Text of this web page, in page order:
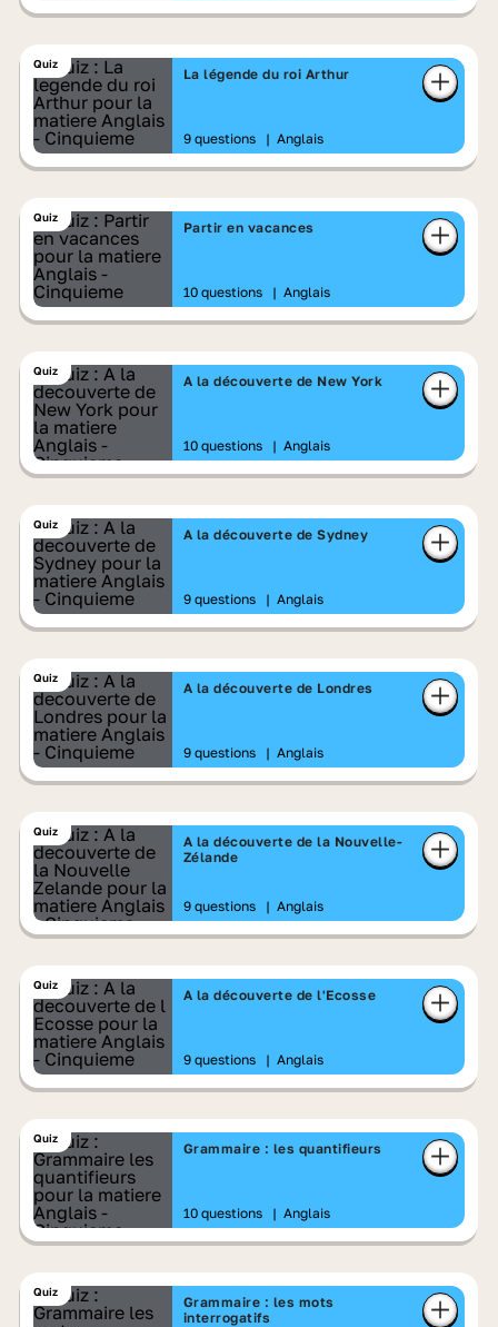
Quiz
La légende du roi Arthur
9 questions | Anglais
Quiz
Partir en vacances
10 questions | Anglais
Quiz
A la découverte de New York
10 questions | Anglais
Quiz
A la découverte de Sydney
9 questions | Anglais
Quiz
A la découverte de Londres
9 questions | Anglais
Quiz
A la découverte de la Nouvelle-
Zélande
9 questions | Anglais
Quiz
A la découverte de l'Ecosse
9 questions | Anglais
Quiz
Grammaire : les quantifieurs
10 questions | Anglais
Quiz
Grammaire : les mots
interrogatifs